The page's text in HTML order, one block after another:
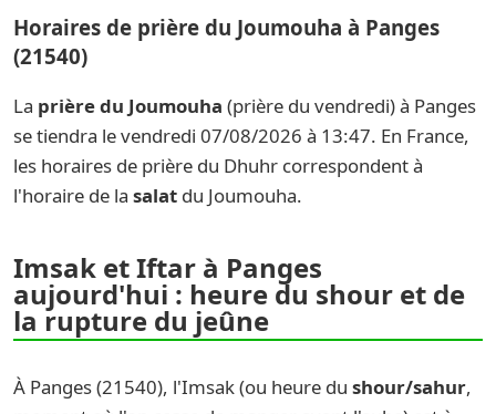
Horaires de prière du Joumouha à Panges
(21540)
La prière du Joumouha (prière du vendredi) à Panges
se tiendra le vendredi 07/08/2026 à 13:47. En France,
les horaires de prière du Dhuhr correspondent à
l'horaire de la salat du Joumouha.
Imsak et Iftar à Panges
aujourd'hui : heure du shour et de
la rupture du jeûne
À Panges (21540), l'Imsak (ou heure du shour/sahur,